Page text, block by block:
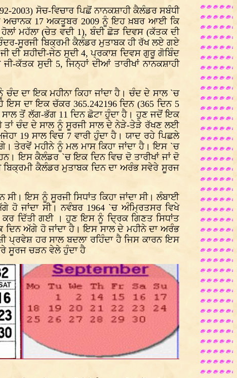
2003) ਸੋਚ-ਵਿਚਾਰ ਪਿਛੋਂ ਨਾਨਕਸ਼ਾਹੀ ਕੈਲੰਡਰ ਸਬੰਧੀ
ਅਚਾਨਕ 17 ਅਕਤੂਬਰ 2009 ਨੂੰ ਇਹ ਖ਼ਬਰ ਆਈ ਕਿ
ਮਹੱਲਾ (ਚੇਤ ਵਦੀ 1), ਬੰਦੀ ਛੋੜ ਦਿਵਸ (ਕੱਤਕ ਦੀ
ਸੂਰਜੀ ਬਿਕ੍ਰਮੀ ਕੈਲੰਡਰ ਮੁਤਾਬਕ ਹੀ ਰੱਖ ਲਏ ਗਏ
ਸ਼ਹੀਦੀ-ਜੇਠ ਸੁਦੀ 4, ਪ੍ਰਕਾਸ਼ ਦਿਵਸ ਗੁਰੂ ਗੋਬਿੰਦ
ਸੁਦੀ 5, ਜਿਨ੍ਹਾਂ ਦੀਆਂ ਤਾਰੀਖਾਂ ਨਾਨਕਸ਼ਾਹੀ
ਦਾ ਇਕ ਮਹੀਨਾ ਕਿਹਾ ਜਾਂਦਾ ਹੈ। ਚੰਦ ਦੇ ਸਾਲ `ਚ
ਦਾ ਇਕ ਚੱਕਰ 365.242196 ਦਿਨ (365 ਦਿਨ 5
ਤੋਂ ਲੱਗ-ਭੱਗ 11 ਦਿਨ ਛੋਟਾ ਹੁੰਦਾ ਹੈ। ਹੁਣ ਜਦੋਂ ਇਕ
ਹੈ ਤਾਂ ਚੰਦ ਦੇ ਸਾਲ ਨੂੰ ਸੂਰਜੀ ਸਾਲ ਦੇ ਨੇੜੇ-ਤੇੜੇ ਰੱਖਣ ਲਈ
19 ਸਾਲ ਵਿਚ 7 ਵਾਰੀ ਹੁੰਦਾ ਹੈ। ਯਾਦ ਰਹੇ ਪਿਛਲੇ
ਤੇਰਵੇਂ ਮਹੀਨੇ ਨੂੰ ਮਲ ਮਾਸ ਕਿਹਾ ਜਾਂਦਾ ਹੈ। ਇਸ `ਚ
ਇਸ ਕੈਲੰਡਰ `ਚ ਇਕ ਦਿਨ ਵਿਚ ਦੋ ਤਾਰੀਖਾਂ ਜਾਂ ਦੋ
ਕੈਲੰਡਰ ਮੁਤਾਬਕ ਦਿਨ ਦਾ ਅਰੰਭ ਸਵੇਰੇ ਸੂਰਜ
ਇਸ ਨੂੰ ਸੂਰਜੀ ਸਿਧਾਂਤ ਕਿਹਾ ਜਾਂਦਾ ਸੀ। ਲੰਬਾਈ
ਹੋ ਜਾਂਦਾ ਸੀ। ਨਵੰਬਰ 1964 `ਚ ਅੰਮ੍ਰਿਤਸਰ ਵਿਖੇ
ਕਰ ਦਿੱਤੀ ਗਈ । ਹੁਣ ਇਸ ਨੂੰ ਦ੍ਰਿਕ ਗਿਣਤ ਸਿਧਾਂਤ
ਦਿਨ ਅੱਗੇ ਹੋ ਜਾਂਦਾ ਹੈ। ਇਸ ਸਾਲ ਦੇ ਮਹੀਨੇ ਦਾ ਅਰੰਭ
ਪ੍ਰਵੇਸ਼ ਹਰ ਸਾਲ ਬਦਲਾ ਰਹਿੰਦਾ ਹੈ ਜਿਸ ਕਾਰਨ ਇਸ
ਸੂਰਜ ਚੜਨ ਵੇਲੇ ਹੁੰਦਾ ਹੈ